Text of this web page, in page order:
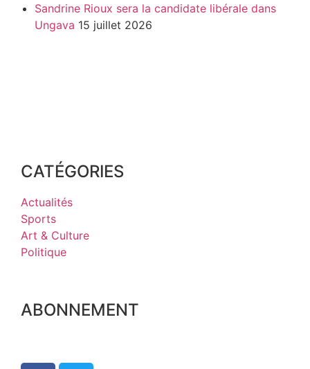
Sandrine Rioux sera la candidate libérale dans
Ungava 15 juillet 2026
CATÉGORIES
Actualités
Sports
Art & Culture
Politique
ABONNEMENT